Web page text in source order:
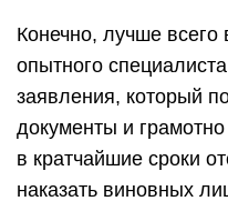
Конечно, лучше всего
опытного
заявления, который
документы и
в кратчайшие сроки
наказать виновных